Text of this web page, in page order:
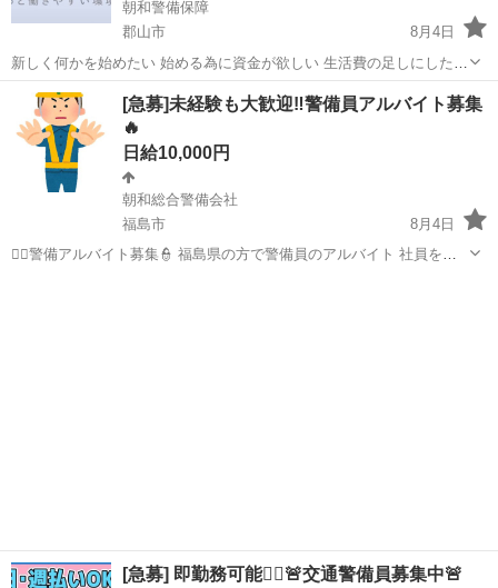
朝和警備保障
郡山市
8月4日
新しく何かを始めたい 始める為に資金が欲しい 生活費の足しにしたい
貯金をしたい 色々な事情でお金を稼ぎたい方！ お金に困ったら相談し
てください！ 郡山市での勤務可能な方募集してます。 簡単な警備作業
なのでどなたにもおすす...
福島 郡山市 警備員 水道
[急募]未経験も大歓迎‼️警備員アルバイト募集
🔥
日給10,000円
朝和総合警備会社
福島市
8月4日
👮‍♂️警備アルバイト募集👮 福島県の方で警備員のアルバイト 社員を募
[急募] 即勤務可能👷‍♂️🚨交通警備員募集中🚨